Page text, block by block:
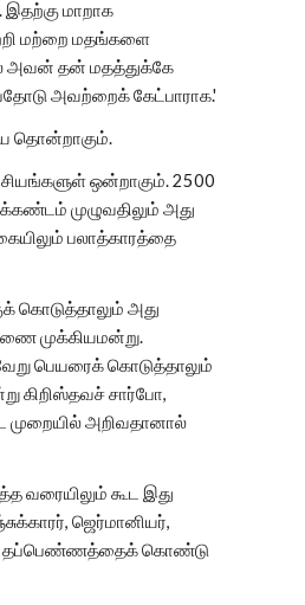
மாறாக
மற்றை மதங்களை
அவன் தன் மதத்துக்கே
அவற்றைக் கேட்பாராக.'
தொன்றாகும்.
ஒன்றாகும். 2500
முழுவதிலும் அது
பலாத்காரத்தை
கொடுத்தாலும் அது
முக்கியமன்று.
கொடுத்தாலும்
கிறிஸ்தவச் சார்போ,
முறையில் அறிவதானால்
வரையிலும் கூட இது
ஜெர்மானியர்,
தப்பெண்ணத்தைக் கொண்டு